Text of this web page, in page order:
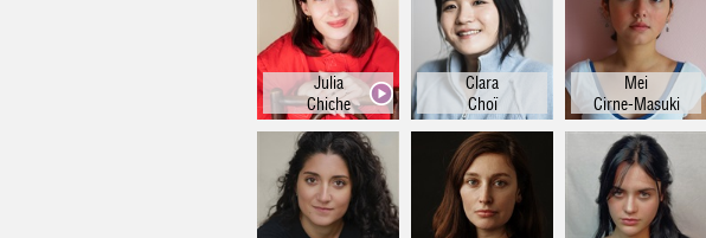
Julia
Chiche
Clara
Choï
Mei
Cirne-Masuki